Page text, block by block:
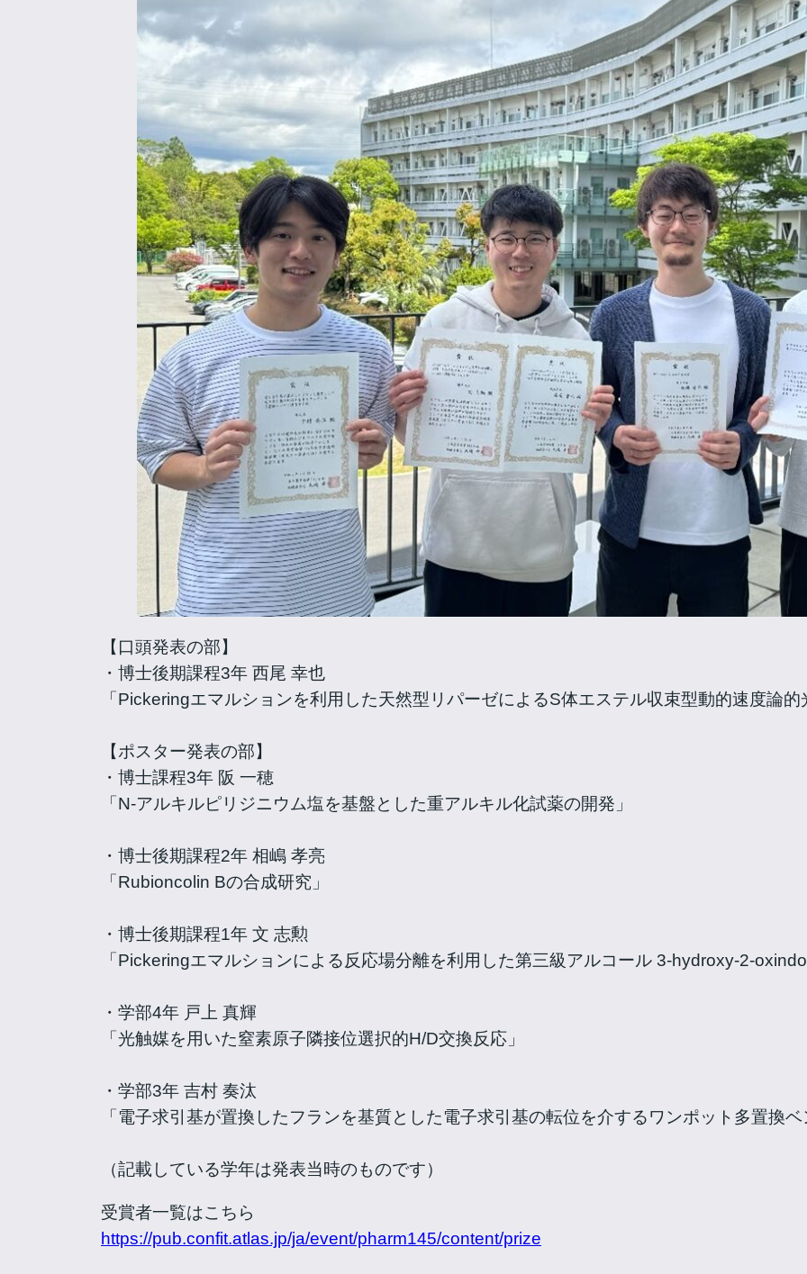
【口頭発表の部】
・博士後期課程3年 西尾 幸也
「Pickeringエマルションを利用した天然型リパーゼによるS体エステル収束型動的速度論
【ポスター発表の部】
・博士課程3年 阪 一穂
「N-アルキルピリジニウム塩を基盤とした重アルキル化試薬の開発」
・博士後期課程2年 相嶋 孝亮
「Rubioncolin Bの合成研究」
・博士後期課程1年 文 志勲
「Pickeringエマルションによる反応場分離を利用した第三級アルコール 3-hydroxy-2-
・学部4年 戸上 真輝
「光触媒を用いた窒素原子隣接位選択的H/D交換反応」
・学部3年 吉村 奏汰
「電子求引基が置換したフランを基質とした電子求引基の転位を介するワンポット多置換
（記載している学年は発表当時のものです）
受賞者一覧はこちら
https://pub.confit.atlas.jp/ja/event/pharm145/content/prize